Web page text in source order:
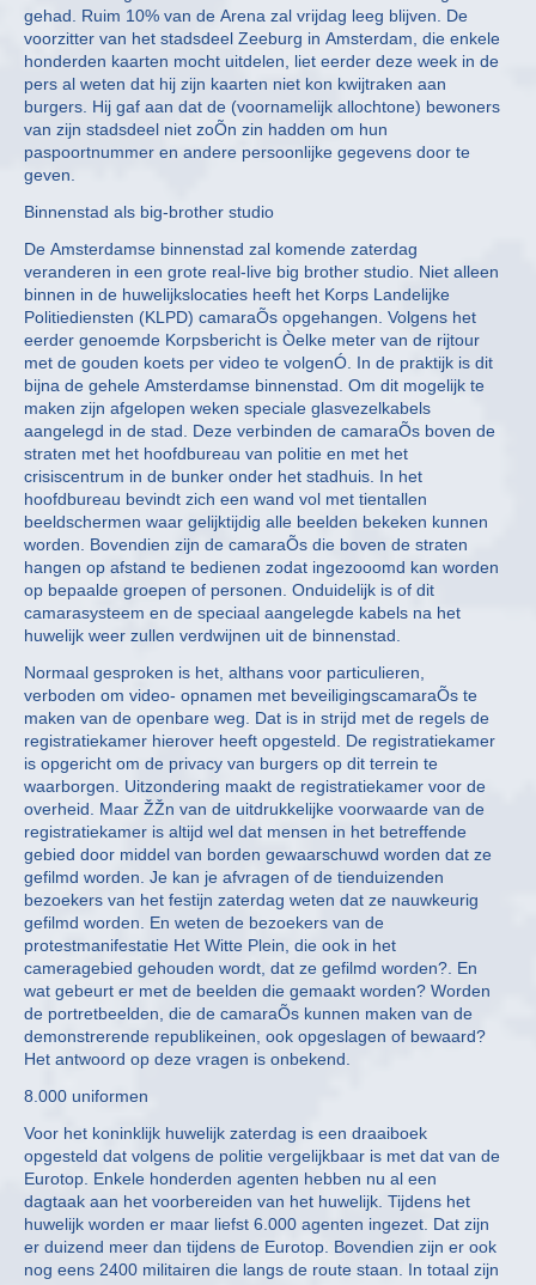
gehad. Ruim 10% van de Arena zal vrijdag leeg blijven. De
voorzitter van het stadsdeel Zeeburg in Amsterdam, die enkele
honderden kaarten mocht uitdelen, liet eerder deze week in de
pers al weten dat hij zijn kaarten niet kon kwijtraken aan
burgers. Hij gaf aan dat de (voornamelijk allochtone) bewoners
van zijn stadsdeel niet zoÕn zin hadden om hun
paspoortnummer en andere persoonlijke gegevens door te
geven.
Binnenstad als big-brother studio
De Amsterdamse binnenstad zal komende zaterdag
veranderen in een grote real-live big brother studio. Niet alleen
binnen in de huwelijkslocaties heeft het Korps Landelijke
Politiediensten (KLPD) camaraÕs opgehangen. Volgens het
eerder genoemde Korpsbericht is Òelke meter van de rijtour
met de gouden koets per video te volgenÓ. In de praktijk is dit
bijna de gehele Amsterdamse binnenstad. Om dit mogelijk te
maken zijn afgelopen weken speciale glasvezelkabels
aangelegd in de stad. Deze verbinden de camaraÕs boven de
straten met het hoofdbureau van politie en met het
crisiscentrum in de bunker onder het stadhuis. In het
hoofdbureau bevindt zich een wand vol met tientallen
beeldschermen waar gelijktijdig alle beelden bekeken kunnen
worden. Bovendien zijn de camaraÕs die boven de straten
hangen op afstand te bedienen zodat ingezooomd kan worden
op bepaalde groepen of personen. Onduidelijk is of dit
camarasysteem en de speciaal aangelegde kabels na het
huwelijk weer zullen verdwijnen uit de binnenstad.
Normaal gesproken is het, althans voor particulieren,
verboden om video- opnamen met beveiligingscamaraÕs te
maken van de openbare weg. Dat is in strijd met de regels de
registratiekamer hierover heeft opgesteld. De registratiekamer
is opgericht om de privacy van burgers op dit terrein te
waarborgen. Uitzondering maakt de registratiekamer voor de
overheid. Maar ŽŽn van de uitdrukkelijke voorwaarde van de
registratiekamer is altijd wel dat mensen in het betreffende
gebied door middel van borden gewaarschuwd worden dat ze
gefilmd worden. Je kan je afvragen of de tienduizenden
bezoekers van het festijn zaterdag weten dat ze nauwkeurig
gefilmd worden. En weten de bezoekers van de
protestmanifestatie Het Witte Plein, die ook in het
cameragebied gehouden wordt, dat ze gefilmd worden?. En
wat gebeurt er met de beelden die gemaakt worden? Worden
de portretbeelden, die de camaraÕs kunnen maken van de
demonstrerende republikeinen, ook opgeslagen of bewaard?
Het antwoord op deze vragen is onbekend.
8.000 uniformen
Voor het koninklijk huwelijk zaterdag is een draaiboek
opgesteld dat volgens de politie vergelijkbaar is met dat van de
Eurotop. Enkele honderden agenten hebben nu al een
dagtaak aan het voorbereiden van het huwelijk. Tijdens het
huwelijk worden er maar liefst 6.000 agenten ingezet. Dat zijn
er duizend meer dan tijdens de Eurotop. Bovendien zijn er ook
nog eens 2400 militairen die langs de route staan. In totaal zijn